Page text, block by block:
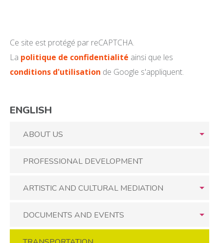
Ce site est protégé par reCAPTCHA.
La politique de confidentialité ainsi que les
conditions d'utilisation de Google s'appliquent.
ENGLISH
ABOUT US
PROFESSIONAL DEVELOPMENT
ARTISTIC AND CULTURAL MEDIATION
DOCUMENTS AND EVENTS